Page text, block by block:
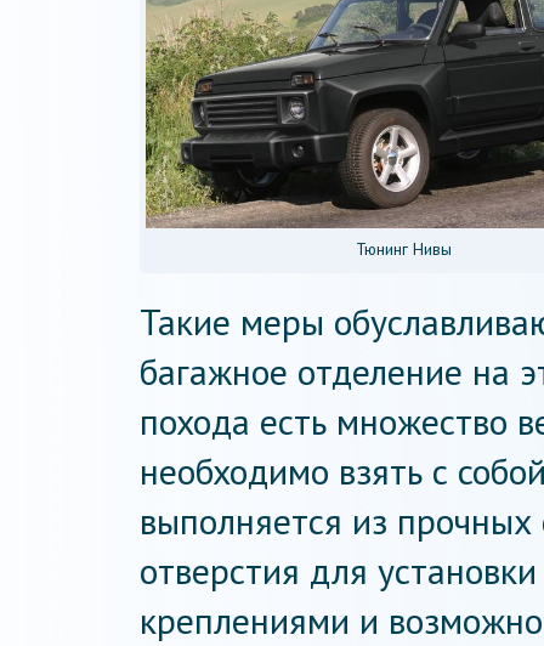
Тюнинг Нивы
Такие меры
багажное отделение на
похода есть множество
необходимо взять с
выполняется из
отверстия для
креплениями и